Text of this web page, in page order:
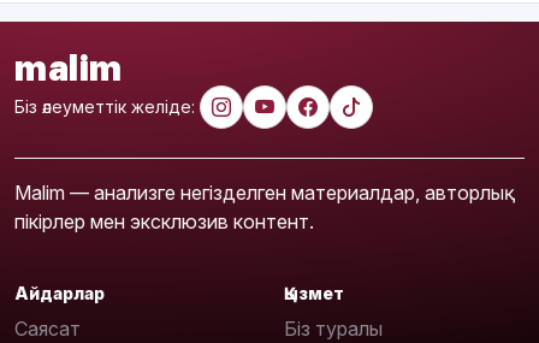
malim
Біз әлеуметтік желіде:
Malim — анализге негізделген материалдар, авторлық
пікірлер мен эксклюзив контент.
Айдарлар
Саясат
Қызмет
Біз туралы